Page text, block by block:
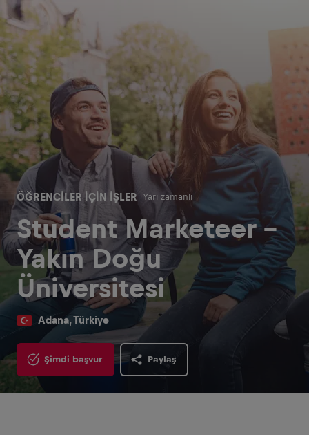
ÖĞRENCILER IÇIN İŞLER Yarı zamanlı
Student Marketeer -
Yakın Doğu
Üniversitesi
Adana, Türkiye
Şimdi başvur Paylaş